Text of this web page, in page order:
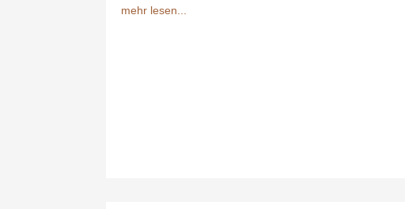
mehr lesen...